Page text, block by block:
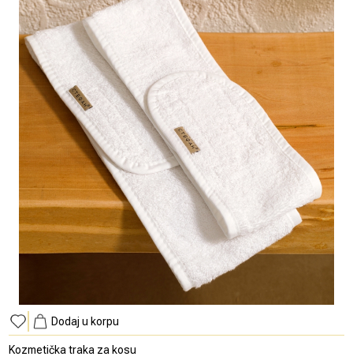
Dodaj u korpu
Kozmetička traka za kosu